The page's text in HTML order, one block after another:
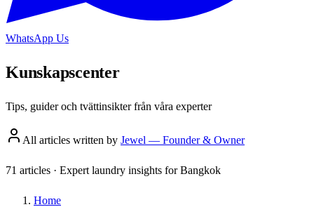
WhatsApp Us
Kunskapscenter
Tips, guider och tvättinsikter från våra experter
All articles written by Jewel — Founder & Owner
71 articles · Expert laundry insights for Bangkok
Home